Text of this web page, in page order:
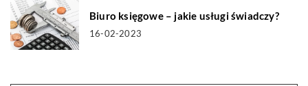
Biuro księgowe – jakie usługi świadczy?
16-02-2023